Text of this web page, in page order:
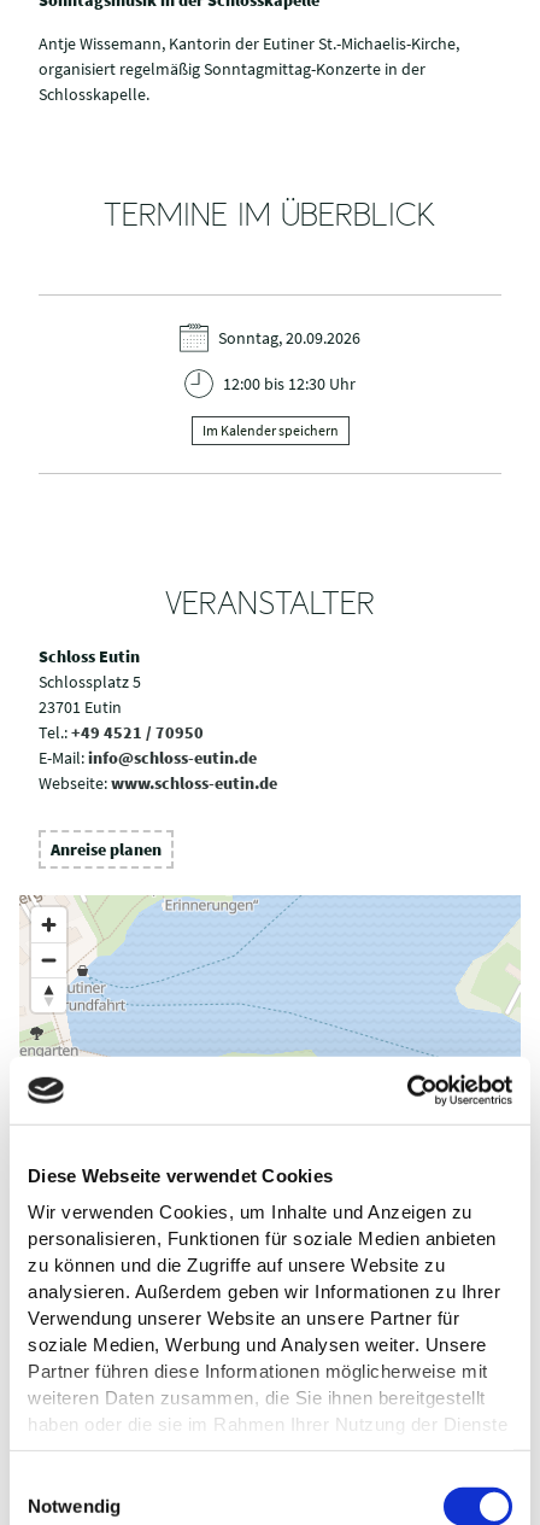
Diese Webseite verwendet Cookies
Wir verwenden Cookies, um Inhalte und Anzeigen zu
personalisieren, Funktionen für soziale Medien anbieten
zu können und die Zugriffe auf unsere Website zu
analysieren. Außerdem geben wir Informationen zu Ihrer
Verwendung unserer Website an unsere Partner für
soziale Medien, Werbung und Analysen weiter. Unsere
Partner führen diese Informationen möglicherweise mit
weiteren Daten zusammen, die Sie ihnen bereitgestellt
haben oder die sie im Rahmen Ihrer Nutzung der Dienste
gesammelt haben.
Datenschutz
Notwendig
Antje Wissemann, Kantorin der Eutiner St.-Michaelis-Kirche,
organisiert regelmäßig Sonntagmittag-Konzerte in der
Schlosskapelle.
TERMINE IM ÜBERBLICK
Sonntag, 20.09.2026
12:00 bis 12:30 Uhr
Im Kalender speichern
VERANSTALTER
Schloss Eutin
Schlossplatz 5
23701 Eutin
Tel.:+49 4521 / 70950
E-Mail:info@schloss-eutin.de
Webseite:www.schloss-eutin.de
Anreise planen
ALLGEMEINE INFORMATIONEN